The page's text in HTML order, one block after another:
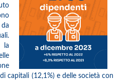
la
capitali (12,1%) e delle società con